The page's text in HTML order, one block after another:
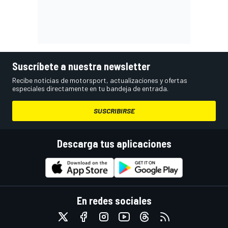
Suscríbete a nuestra newsletter
Recibe noticias de motorsport, actualizaciones y ofertas
especiales directamente en tu bandeja de entrada.
SUSCRIBIRSE
Descarga tus aplicaciones
En redes sociales